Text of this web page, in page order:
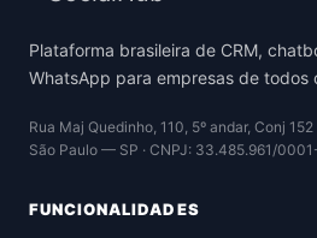
Plataforma brasileira de CRM,
WhatsApp para empresas de todos
Rua Maj Quedinho, 110, 5º andar, Conj 152
São Paulo — SP · CNPJ: 33.485.961/
FUNCIONALIDADES